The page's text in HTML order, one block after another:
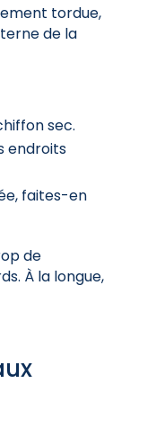
tordue,
de la
sec.
endroits
faites-en
de
À la longue,